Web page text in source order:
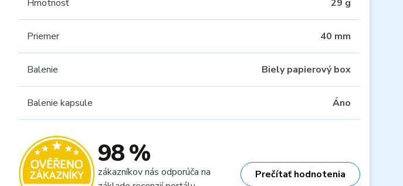
Hmotnosť 29 g
Priemer 40 mm
Balenie Biely papierový box
Balenie kapsule Áno
98 %
zákazníkov nás odporúča na
Prečítať hodnotenia